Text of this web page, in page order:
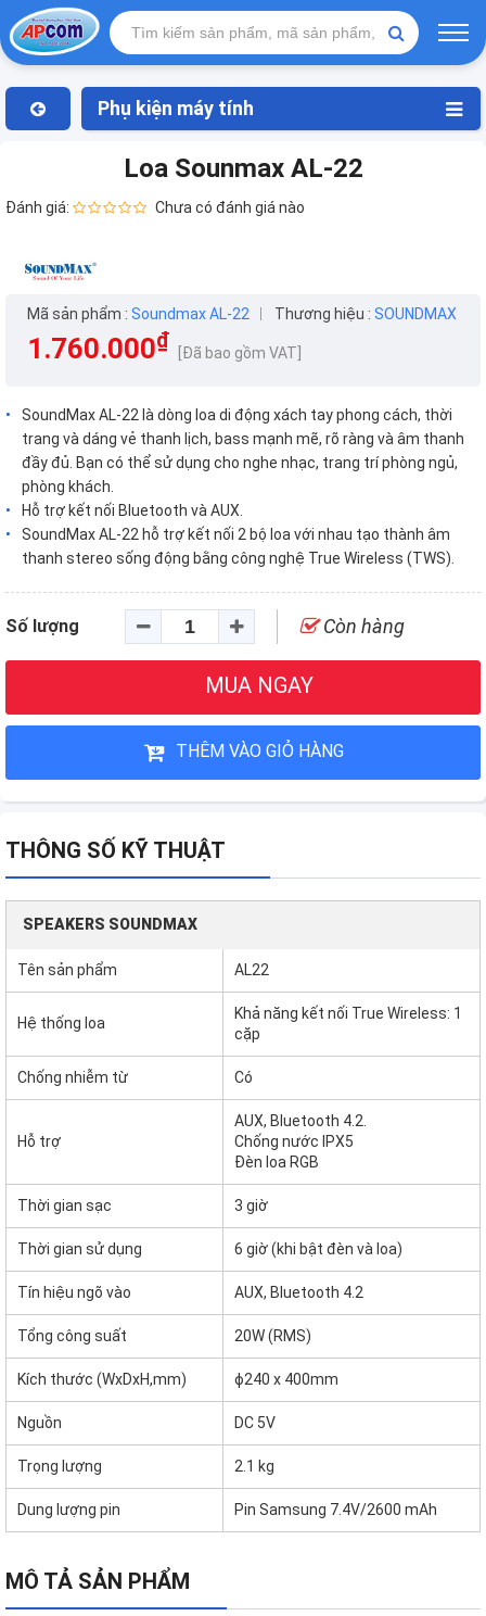
Phụ kiện máy tính
Loa Sounmax AL-22
Đánh giá: Chưa có đánh giá nào
Mã sản phẩm : Soundmax AL-22 Thương hiệu : SOUNDMAX
1.760.000₫ [Đã bao gồm VAT]
SoundMax AL-22 là dòng loa di động xách tay phong cách, thời
trang và dáng vẻ thanh lịch, bass mạnh mẽ, rõ ràng và âm thanh
đầy đủ. Bạn có thể sử dụng cho nghe nhạc, trang trí phòng ngủ,
phòng khách.
Hỗ trợ kết nối Bluetooth và AUX.
SoundMax AL-22 hỗ trợ kết nối 2 bộ loa với nhau tạo thành âm
thanh stereo sống động bằng công nghệ True Wireless (TWS).
Số lượng Còn hàng
MUA NGAY
THÊM VÀO GIỎ HÀNG
THÔNG SỐ KỸ THUẬT
SPEAKERS SOUNDMAX
Tên sản phẩm AL22
Hệ thống loa
Khả năng kết nối True Wireless: 1
cặp
Chống nhiễm từ Có
Hỗ trợ
AUX, Bluetooth 4.2.
Chống nước IPX5
Đèn loa RGB
Thời gian sạc 3 giờ
Thời gian sử dụng 6 giờ (khi bật đèn và loa)
Tín hiệu ngõ vào AUX, Bluetooth 4.2
Tổng công suất 20W (RMS)
Kích thước (WxDxH,mm) ɸ240 x 400mm
Nguồn DC 5V
Trọng lượng 2.1 kg
Dung lượng pin Pin Samsung 7.4V/2600 mAh
MÔ TẢ SẢN PHẨM